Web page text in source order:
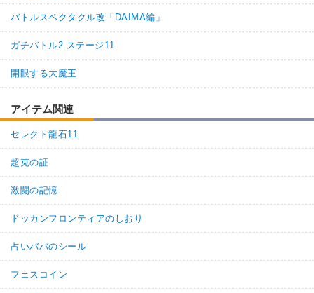
バトルスペクタクル改「DAIMA編」
ガチバトル2 ステージ11
開眼する大魔王
アイテム関連
セレクト龍石11
超克の証
激闘の記憶
ドッカンフロンティアのしおり
占いババのシール
フェスコイン